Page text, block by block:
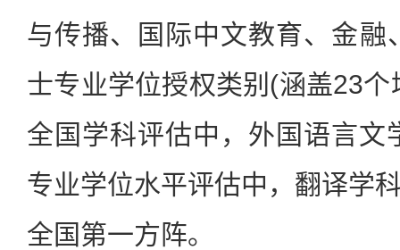
与传播、国际中文教育、金融
士专业学位授权类别(涵盖23
全国学科评估中，外国语言文
专业学位水平评估中，翻译学
全国第一方阵。